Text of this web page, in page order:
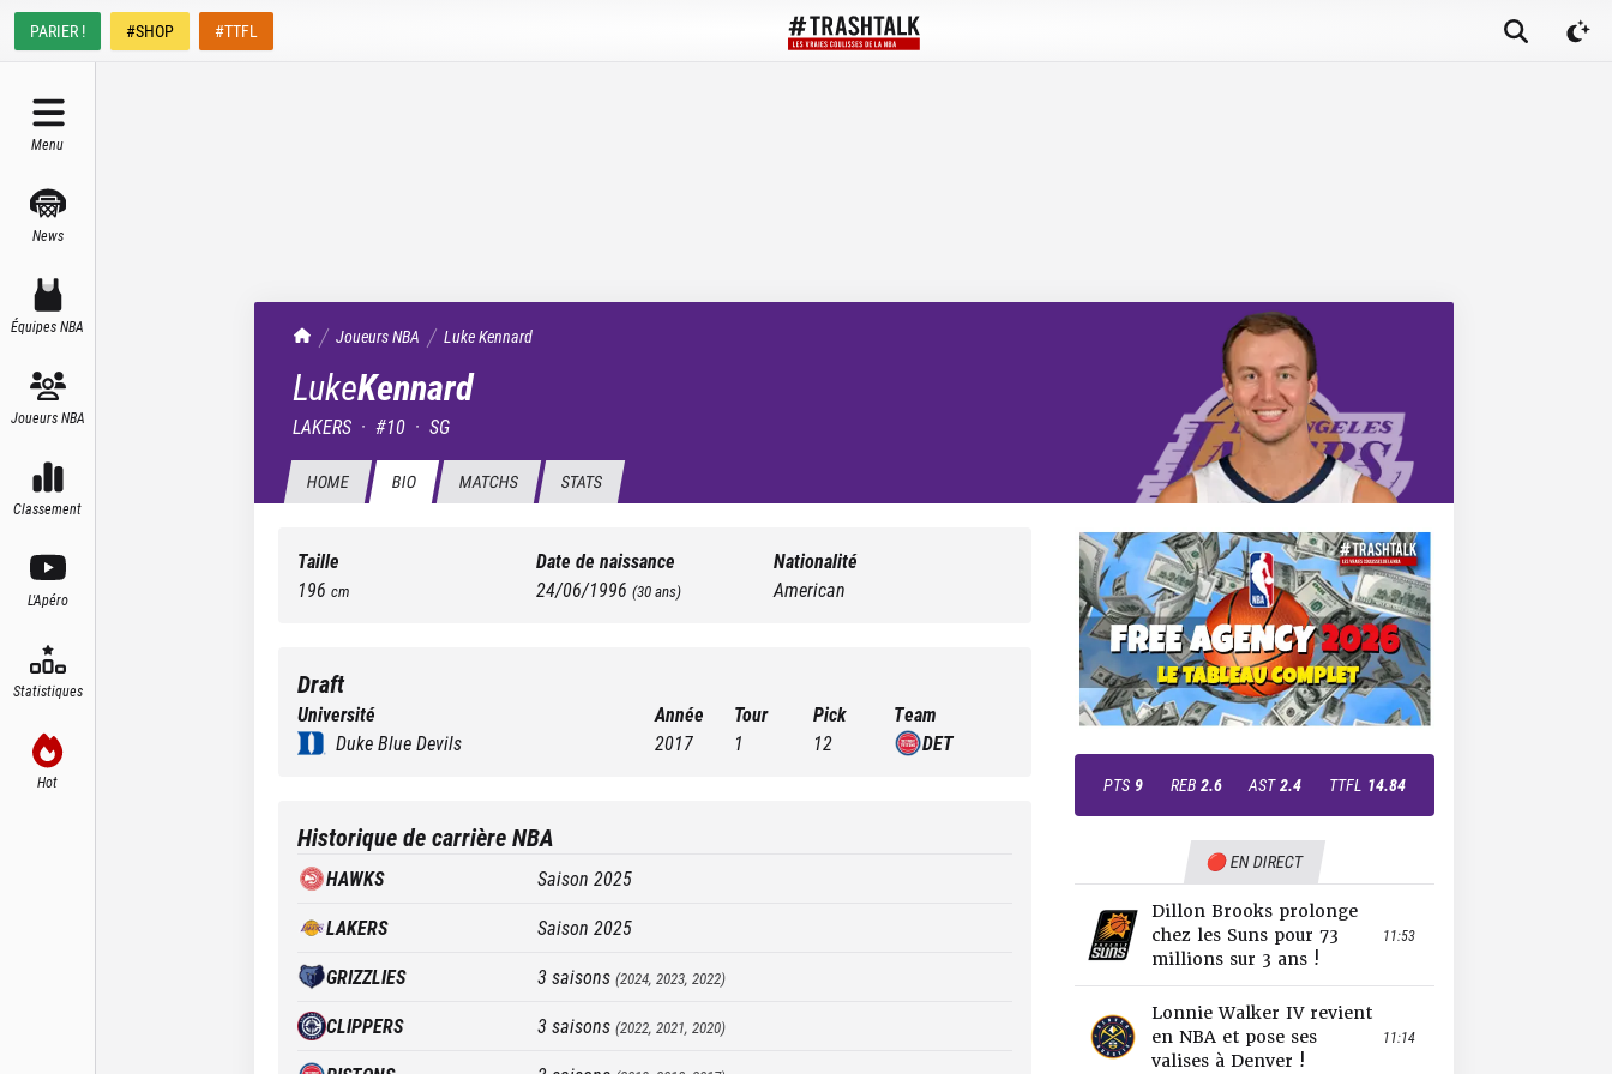
PARIER ! #SHOP #TTFL
Menu
News
Équipes NBA
Joueurs NBA
Classement
L'Apéro
Statistiques
Hot
TrashTalk Actu NBA
Joueurs NBA LukeKennard
LukeKennard
LAKERS · #10 · SG
HOME BIO MATCHS STATS
Taille
196 cm
Date de naissance
24/06/1996 (30ans)
Nationalité
American
Draft
Université
Duke Blue Devils
Année
2017
Tour
1
Pick
12
Team
DET
Historique de carrière NBA
HAWKS Saison 2025
LAKERS
Saison 2025
GRIZZLIES
3saisons (2024, 2023, 2022)
CLIPPERS 3saisons (2022, 2021, 2020)
PTS 9 REB 2.6 AST 2.4 TTFL 14.84
🔴 EN DIRECT
Dillon Brooks prolonge
chez les Suns pour 73
millions sur 3 ans !
11:53
Lonnie Walker IV revient
en NBA et pose ses
valises à Denver !
11:14